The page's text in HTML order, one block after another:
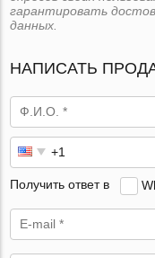
гарантировать
данных.
НАПИСАТЬ
Получить ответ в